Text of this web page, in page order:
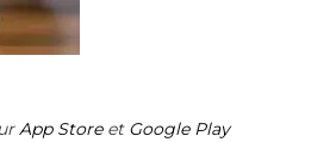
App Storeet Google Play